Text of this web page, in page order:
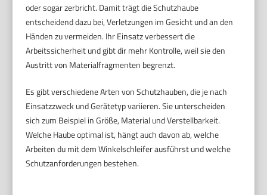
oder sogar zerbricht. Damit trägt die Schutzhaube
entscheidend dazu bei, Verletzungen im Gesicht und an den
Händen zu vermeiden. Ihr Einsatz verbessert die
Arbeitssicherheit und gibt dir mehr Kontrolle, weil sie den
Austritt von Materialfragmenten begrenzt.
Es gibt verschiedene Arten von Schutzhauben, die je nach
Einsatzzweck und Gerätetyp variieren. Sie unterscheiden
sich zum Beispiel in Größe, Material und Verstellbarkeit.
Welche Haube optimal ist, hängt auch davon ab, welche
Arbeiten du mit dem Winkelschleifer ausführst und welche
Schutzanforderungen bestehen.